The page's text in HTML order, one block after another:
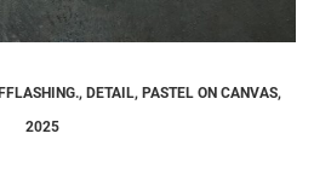
DETAIL, PASTEL ON CANVAS,
2025